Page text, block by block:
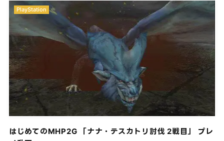
はじめてのMHP2G 「ナナ・テスカトリ討伐 2戦目」 プレ
PlayStation